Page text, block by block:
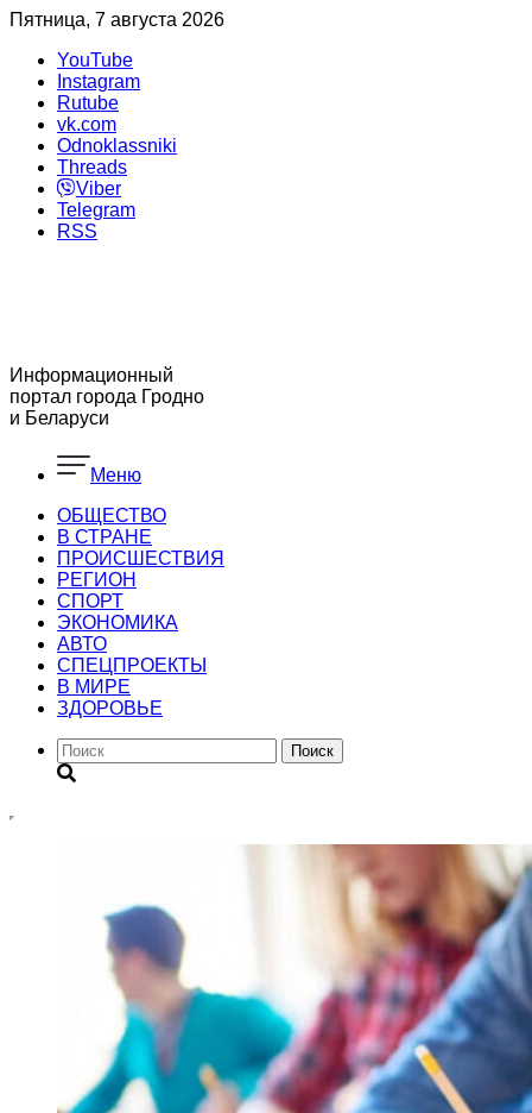
Пятница, 7 августа 2026
YouTube
Instagram
Rutube
vk.com
Odnoklassniki
Threads
Viber
Telegram
RSS
Информационный
портал города Гродно
и Беларуси
Меню
ОБЩЕСТВО
В СТРАНЕ
ПРОИСШЕСТВИЯ
РЕГИОН
CПОРТ
ЭКОНОМИКА
АВТО
СПЕЦПРОЕКТЫ
В МИРЕ
ЗДОРОВЬЕ
Поиск